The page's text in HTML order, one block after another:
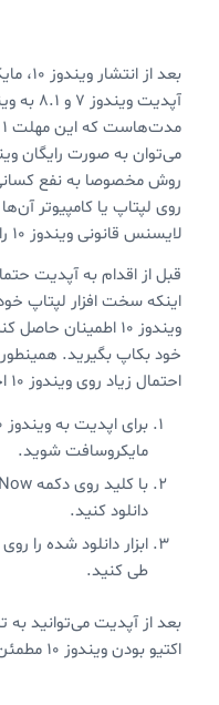
روی لپتاپ یا کامپیوتر
لایسنس قانونی ویندوز ۱۰ را داشته باشند.
اینکه سخت افزار لپتاپ
ویندوز ۱۰ اطمینان
خود بکاپ بگیرید.
احتمال زیاد روی ویندوز ۱۰ اجرا نمی‌شوند.
برای اپدیت به ویندوز ۱۰ ابتدا از طریق
مایکروسافت شوید.
دانلود کنید.
ابزار دانلود شده را
طی کنید.
بعد از آپدیت می‌توانید به
اکتیو بودن ویندوز ۱۰ مطمئن شوید.